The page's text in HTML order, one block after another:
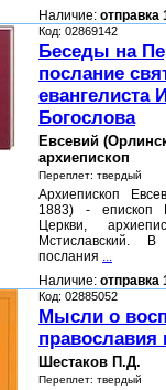
Наличие: отправка
Код: 02869142
Беседы на
послание
евангелиста
Богослова
Евсевий
архиепископ
Переплет: твердый
Архиепископ
1883) - епископ
Церкви,
Мстиславский.
послания ...
Наличие: отправка
Код: 02885052
Мысли о
православия
Шестаков П.Д.
Переплет: твердый